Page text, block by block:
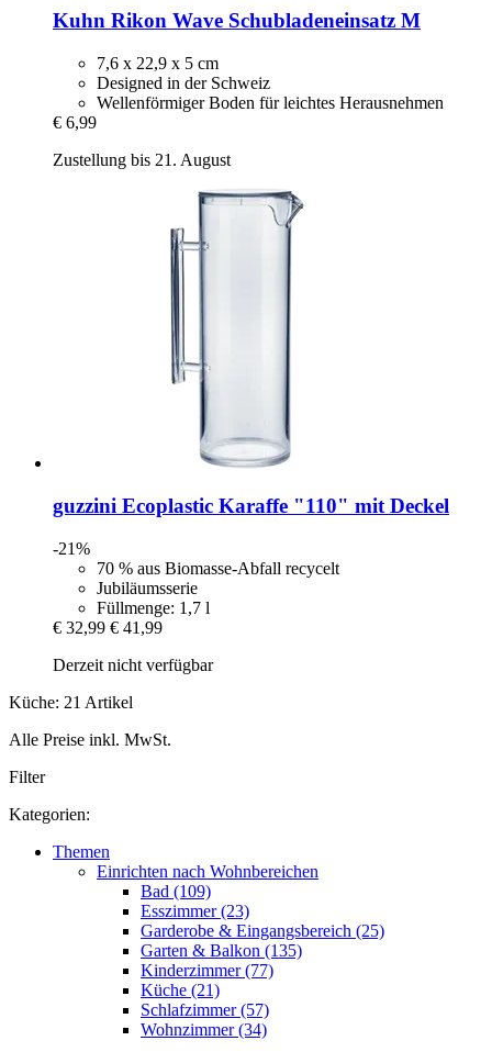
Kuhn Rikon Wave Schubladeneinsatz M
7,6 x 22,9 x 5 cm
Designed in der Schweiz
Wellenförmiger Boden für leichtes Herausnehmen
€ 6,99
Zustellung bis 21. August
guzzini Ecoplastic Karaffe "110" mit Deckel
-21%
70 % aus Biomasse-Abfall recycelt
Jubiläumsserie
Füllmenge: 1,7 l
€ 32,99 € 41,99
Derzeit nicht verfügbar
Küche: 21 Artikel
Alle Preise inkl. MwSt.
Filter
Kategorien:
Themen
Einrichten nach Wohnbereichen
Bad (109)
Esszimmer (23)
Garderobe & Eingangsbereich (25)
Garten & Balkon (135)
Kinderzimmer (77)
Küche (21)
Schlafzimmer (57)
Wohnzimmer (34)